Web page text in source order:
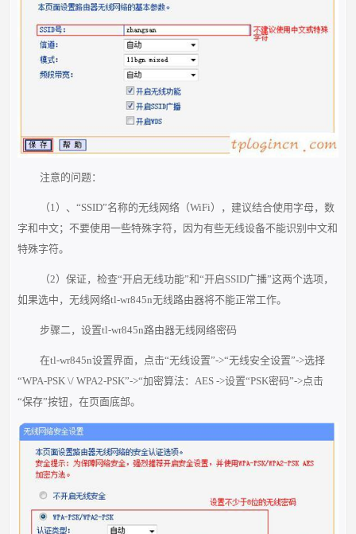
注意的问题：
（1）、“SSID”名称的无线网络（WiFi），建议结合使用字母，数
字和中文；不要使用一些特殊字符，因为有些无线设备不能识别中文和
特殊字符。
（2）保证，检查“开启无线功能”和“开启SSID广播”这两个选项，
如果选中，无线网络tl-wr845n无线路由器将不能正常工作。
步骤二，设置tl-wr845n路由器无线网络密码
在tl-wr845n设置界面，点击“无线设置”->“无线安全设置”->选择
“WPA-PSK \/ WPA2-PSK”->“加密算法：AES ->设置“PSK密码”->点击
“保存”按钮，在页面底部。